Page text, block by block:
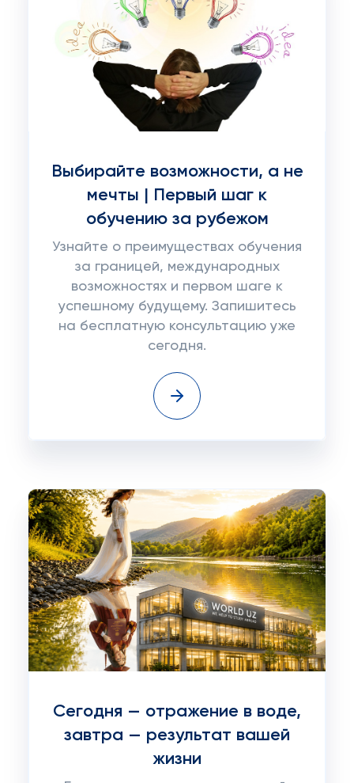
Выбирайте возможности, а не
мечты | Первый шаг к
обучению за рубежом
Узнайте о преимуществах обучения
за границей, международных
возможностях и первом шаге к
успешному будущему. Запишитесь
на бесплатную консультацию уже
сегодня.
Сегодня — отражение в воде,
завтра — результат вашей
жизни